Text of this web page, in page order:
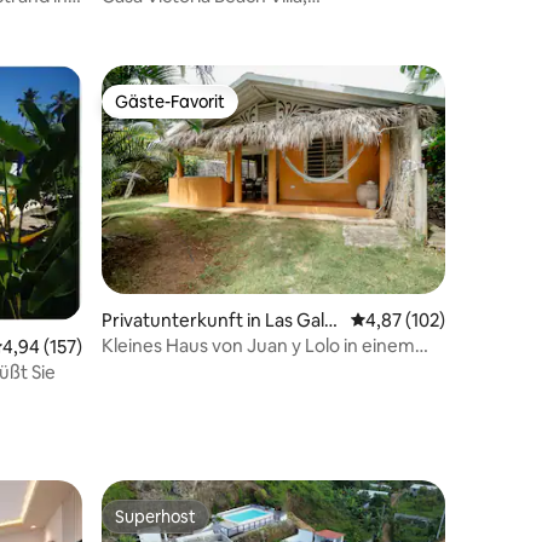
Bewertungen Bewertung: 4,94 von 5, 157 Bewertungen
4,94 (157)
Playita Begrüßt Sie
Gäste-Favorit
Gäste-Favorit
Privatunterkunft in Las Gale
ras
Durchschnittliche
4,87 (102)
Kleines Haus von Juan y Lolo in einem
Superhost
Superhost